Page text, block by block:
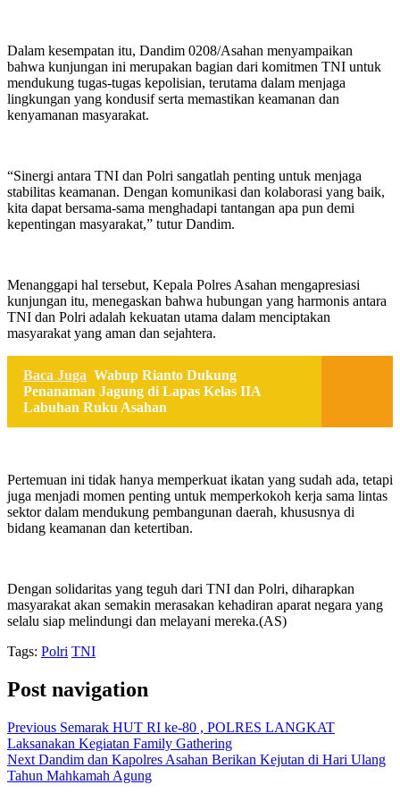
Dalam kesempatan itu, Dandim 0208/Asahan menyampaikan
bahwa kunjungan ini merupakan bagian dari komitmen TNI untuk
mendukung tugas-tugas kepolisian, terutama dalam menjaga
lingkungan yang kondusif serta memastikan keamanan dan
kenyamanan masyarakat.
“Sinergi antara TNI dan Polri sangatlah penting untuk menjaga
stabilitas keamanan. Dengan komunikasi dan kolaborasi yang baik,
kita dapat bersama-sama menghadapi tantangan apa pun demi
kepentingan masyarakat,” tutur Dandim.
Menanggapi hal tersebut, Kepala Polres Asahan mengapresiasi
kunjungan itu, menegaskan bahwa hubungan yang harmonis antara
TNI dan Polri adalah kekuatan utama dalam menciptakan
masyarakat yang aman dan sejahtera.
Baca Juga Wabup Rianto Dukung
Penanaman Jagung di Lapas Kelas IIA
Labuhan Ruku Asahan
Pertemuan ini tidak hanya memperkuat ikatan yang sudah ada, tetapi
juga menjadi momen penting untuk memperkokoh kerja sama lintas
sektor dalam mendukung pembangunan daerah, khususnya di
bidang keamanan dan ketertiban.
Dengan solidaritas yang teguh dari TNI dan Polri, diharapkan
masyarakat akan semakin merasakan kehadiran aparat negara yang
selalu siap melindungi dan melayani mereka.(AS)
Tags: Polri TNI
Post navigation
Previous Semarak HUT RI ke-80 , POLRES LANGKAT
Laksanakan Kegiatan Family Gathering
Next Dandim dan Kapolres Asahan Berikan Kejutan di Hari Ulang
Tahun Mahkamah Agung